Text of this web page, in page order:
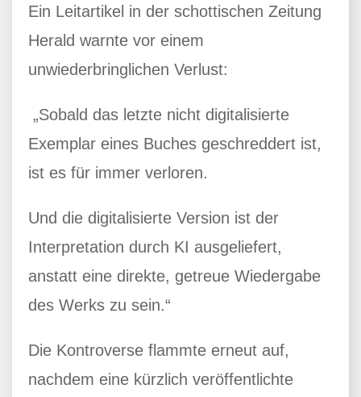
Ein Leitartikel in der schottischen Zeitung
Herald warnte vor einem
unwiederbringlichen Verlust:
„Sobald das letzte nicht digitalisierte
Exemplar eines Buches geschreddert ist,
ist es für immer verloren.
Und die digitalisierte Version ist der
Interpretation durch KI ausgeliefert,
anstatt eine direkte, getreue Wiedergabe
des Werks zu sein.“
Die Kontroverse flammte erneut auf,
nachdem eine kürzlich veröffentlichte